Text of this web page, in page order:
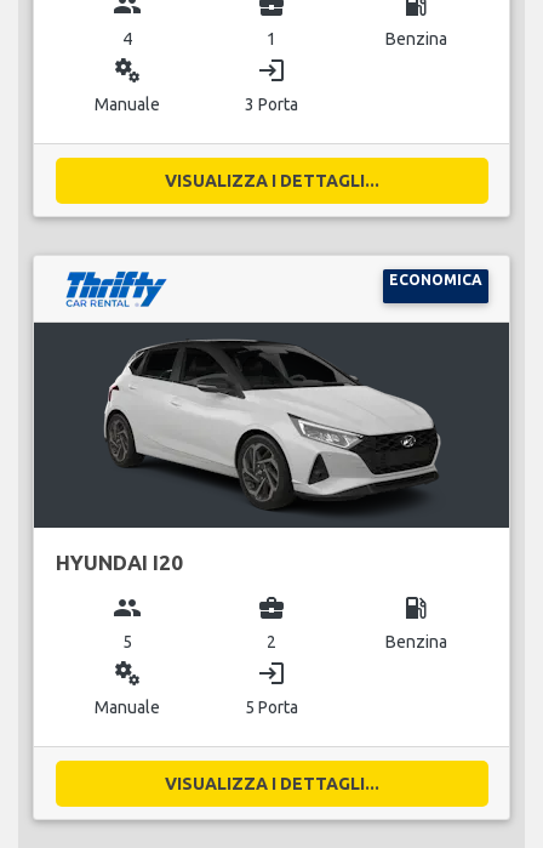
4 1 Benzina
miscellaneous_services
Manuale
login
3 Porta
VISUALIZZA I DETTAGLI...
ECONOMICA
HYUNDAI I20
group
5
business_center
2
local_gas_station
Benzina
miscellaneous_services
Manuale
login
5 Porta
VISUALIZZA I DETTAGLI...